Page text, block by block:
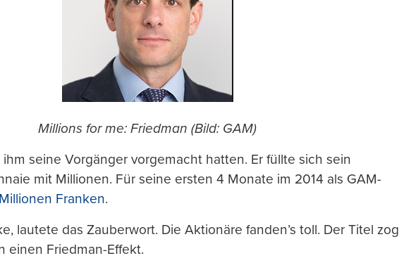
Millions for me: Friedman (Bild: GAM)
seine Vorgänger vorgemacht hatten. Er füllte sich sein
mit Millionen. Für seine ersten 4 Monate im 2014 als GAM-
Franken.
lautete das Zauberwort. Die Aktionäre fanden’s toll. Der Titel zog
einen Friedman-Effekt.